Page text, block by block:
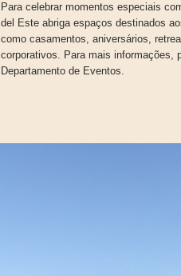
Para celebrar momentos especiais
del Este abriga espaços destinados
como casamentos, aniversários,
corporativos. Para mais informações,
Departamento de Eventos.